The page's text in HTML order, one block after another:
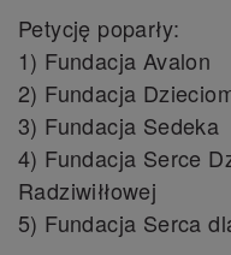
Petycję poparły:
1) Fundacja Avalon
2) Fundacja
3) Fundacja Sedeka
4) Fundacja Serce
Radziwiłłowej
5) Fundacja Serca